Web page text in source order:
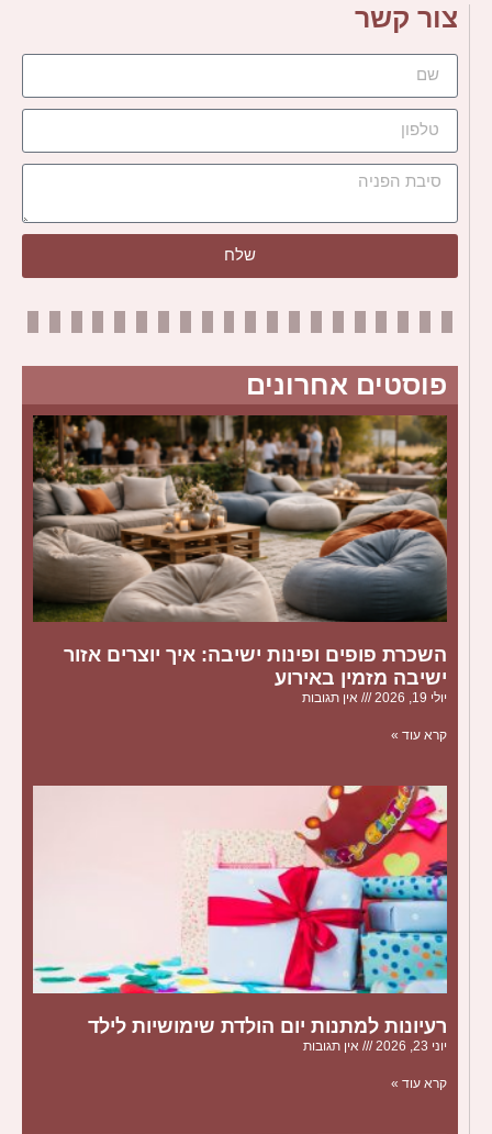
צור קשר
שלח
פוסטים אחרונים
השכרת פופים ופינות ישיבה: איך יוצרים אזור
ישיבה מזמין באירוע
יולי 19, 2026 אין תגובות
קרא עוד »
רעיונות למתנות יום הולדת שימושיות לילד
יוני 23, 2026 אין תגובות
קרא עוד »